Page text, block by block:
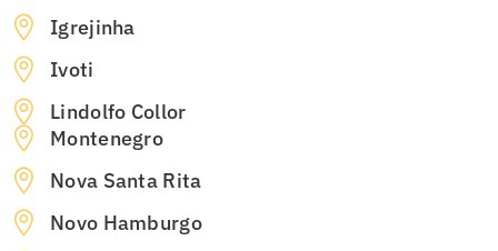
Igrejinha
Ivoti
Lindolfo Collor
Montenegro
Nova Santa Rita
Novo Hamburgo